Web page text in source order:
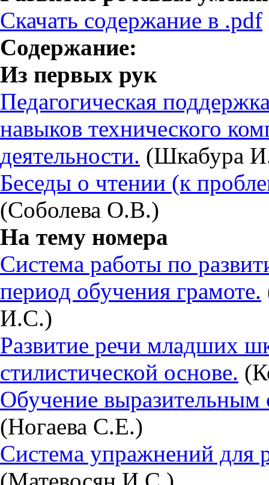
Скачать содержание в .pdf
Содержание:
Из первых рук
Педагогическая
навыков технического
деятельности. (Шкабура
Беседы о чтении (к
(Соболева О.В.)
На тему номера
Система работы по
период обучения грамоте.
И.С.)
Развитие речи младших
стилистической основе.
Обучение выразительным
(Ногаева С.Е.)
Система упражнений для